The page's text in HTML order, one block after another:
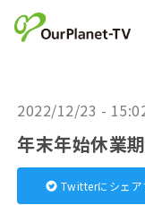
2022/12/23 -
年末年始休業
Twitterにシェア